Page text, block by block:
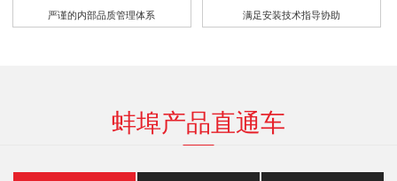
严谨的内部品质管理体系
满足安装技术指导协助
蚌埠产品直通车